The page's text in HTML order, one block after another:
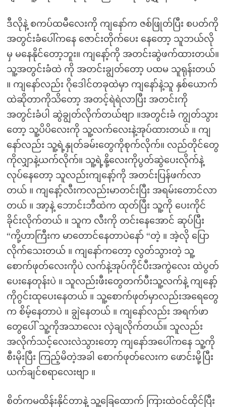
ဒီလိုနဲ့ စကပ်ထမီလေးကို ကျနော်က ဇစ်ဖြုတ်ပြီး စပတ်ကို
အတွင်းခံပေါ်ကနေ ဇောင်းတိုက်ပေး နေတော့ သူဘယ်လို
မှ မနေနိုင်တော့ဘူး။ ကျနော့်ကို အတင်းဆွဲဖက်ထားတယ်။
သူ့အတွင်းခံထဲ ကို အတင်းချွတ်တော့ ပထမ သူရုန်းတယ်
။ ကျနော်လည်း ဂိုဒေါင်တခုထဲမှာ ကျနော်နဲ့သူ နှစ်ယောက်
ထဲဆိုတာကိုသိတော့ အတင့်ရဲရဲလာပြီး အတင်းကို
အတွင်းခံပါ ဆွဲချွတ်လိုက်တယ်ဗျာ ။အတွင်းခံ ကျွတ်သွား
တော့ သူ့ပိပိလေးကို သူ့လက်လေးနဲ့အုပ်ထားတယ် ။ ကျ
နော်လည်း သူ့ရဲ့နှုတ်ခမ်းတွေကိုစုက်လိုက်။ လည်တိုင်တွေ
ကိုလျှာနဲ့ယက်လိုက်။ သူ့ရဲ့နို့လေးကိုပွတ်ဆွဲပေးလိုက်နဲ့
လုပ်နေတော့ သူလည်းကျနော့်ကို အတင်းပြန်ဖက်လာ
တယ် ။ ကျနော့်လီးကလည်းမာတင်းပြီး အရမ်းတောင်လာ
တယ် ။ အာ့နဲ့ ဘောင်းဘီထဲက ထုတ်ပြီး သူ့ကို ပေးကိုင်
ခိုင်းလိုက်တယ် ။ သူက လီးကို တင်းနေအောင် ဆုပ်ပြီး
“ကို့ဟာကြီးက မာတောင်နေတာပဲနော် “တဲ့ ။ အဲ့လို ပြော
လိုက်သေးတယ် ။ ကျနော်ကတော့ လွတ်သွားတဲ့ သူ့
စောက်ဖုတ်လေးကိုပဲ လက်နဲ့အုပ်ကိုင်ပီးအကွဲလေး ထဲပွတ်
ပေးနေတုန်းပဲ ။ သူလည်းဖီးတွေတက်ပီးသူ့လက်နဲ့ ကျနော့်
ကိုဂွင်းထုပေးနေတယ် ။ သူ့စောက်ဖုတ်မှာလည်းအရေတွေ
က စိမ့်နေတာပဲ ။ ချွဲနေတယ် ။ ကျနော်လည်း အရက်ဖာ
တွေပေါ် သူ့ကိုအသာလေး လှဲချလိုက်တယ်။ သူလည်း
အလိုက်သင့်လေးလဲသွားတော့ ကျနော်အပေါ်ကနေ သူ့ကို
စီးမိုးပြီး ကြည့်မိတဲ့အခါ စောက်ဖုတ်လေးက ဖောင်းမို့ပြီး
ယက်ချင်စရာလေးဗျာ ။
စိတ်ကမထိန်းနိုင်တာနဲ့ သူ့ခြေထောက် ကြားထဲဝင်ထိုင်ပြီး